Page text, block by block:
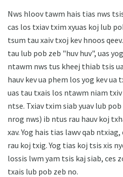
Nws hloov tawm hais tias nws
cas los txiav txim xyuas koj lub
tsum tau xaiv txoj kev hnoos
tau lub pob zeb "huv huv", uas
ntawm nws tus kheej thiab tsis
hauv kev ua phem los yog kev ua
uas tau txais los ntawm niam
ntse. Txiav txim siab yuav lub
nrog nws) ib ntus rau hauv koj
xav. Yog hais tias lawv qab
rau koj txig. Yog tias koj tsis xis
lossis lwm yam tsis kaj siab, ces
txais lub pob zeb no.